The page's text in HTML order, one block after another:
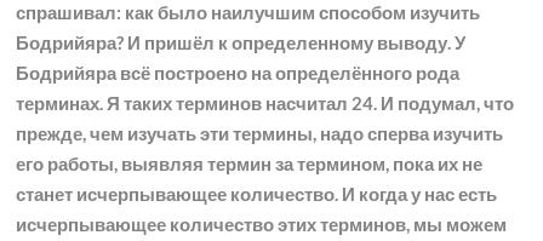
спрашивал: как было наилучшим способом изучить
Бодрийяра? И пришёл к определенному выводу. У
Бодрийяра всё построено на определённого рода
терминах. Я таких терминов насчитал 24. И подумал, что
прежде, чем изучать эти термины, надо сперва изучить
его работы, выявляя термин за термином, пока их не
станет исчерпывающее количество. И когда у нас есть
исчерпывающее количество этих терминов, мы можем